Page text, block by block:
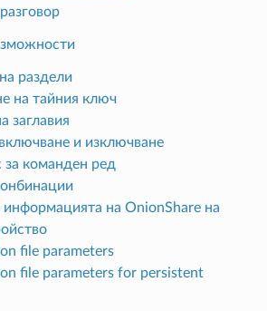
раздели
на тайния ключ
заглавия
и изключване
за команден ред
информацията на OnionShare на
file parameters
file parameters for persistent